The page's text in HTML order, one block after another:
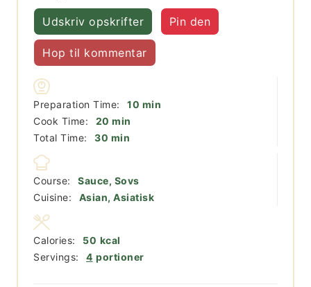
Udskriv opskrifter Pin den
Hop til kommentar
Preparation Time: 10 minutter
min
Cook Time:
20 minutter
min
Total Time:
30 minutter
min
Course:
Sauce, Sovs
Cuisine:
Asian, Asiatisk
Servings: 4 portioner
Calories: 50 kcal